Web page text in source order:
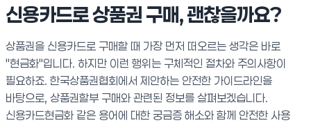
신용카드로 상품권 구매, 괜찮을까요?
상품권을 신용카드로 구매할 때 가장 먼저 떠오르는 생각은 바로
"현금화"입니다. 하지만 이런 행위는 구체적인 절차와 주의사항이
필요하죠. 한국상품권협회에서 제안하는 안전한 가이드라인을
바탕으로, 상품권할부 구매와 관련된 정보를 살펴보겠습니다.
신용카드현금화 같은 용어에 대한 궁금증 해소와 함께 안전한 사용